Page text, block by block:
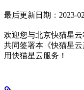
最后更新日期：2023-
欢迎您与北京快猫星云
共同签署本《快猫星
用快猫星云服务！